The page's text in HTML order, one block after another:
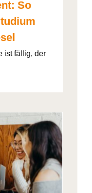
So
ist fällig, der